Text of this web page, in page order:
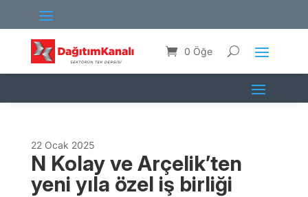
0 Öğe
22 Ocak 2025
N Kolay ve Arçelik’ten
yeni yıla özel iş birliği